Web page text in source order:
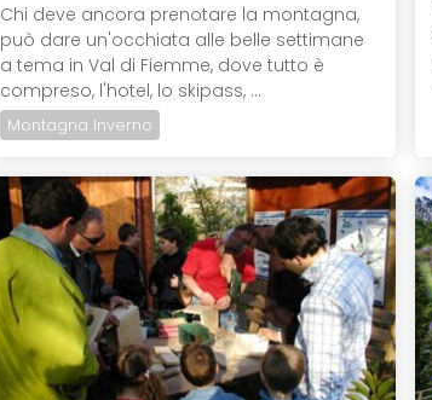
Chi deve ancora prenotare la montagna,
può dare un'occhiata alle belle settimane
a tema in Val di Fiemme, dove tutto è
compreso, l'hotel, lo skipass, ...
Montagna Inverno